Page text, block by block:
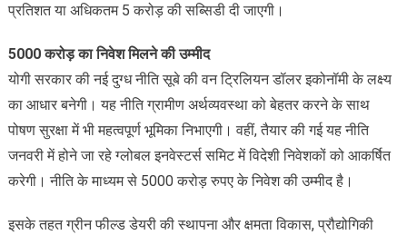
प्रतिशत या अधिकतम 5 करोड़ की सब्सिडी दी जाएगी।
5000 करोड़ का निवेश मिलने की उम्मीद
योगी सरकार की नई दुग्ध नीति सूबे की वन ट्रिलियन डॉलर इकोनॉमी के लक्ष्य
का आधार बनेगी। यह नीति ग्रामीण अर्थव्यवस्था को बेहतर करने के साथ
पोषण सुरक्षा में भी महत्वपूर्ण भूमिका निभाएगी। वहीं, तैयार की गई यह नीति
जनवरी में होने जा रहे ग्लोबल इनवेस्टर्स समिट में विदेशी निवेशकों को आकर्षित
करेगी। नीति के माध्यम से 5000 करोड़ रुपए के निवेश की उम्मीद है।
इसके तहत ग्रीन फील्ड डेयरी की स्थापना और क्षमता विकास, प्रौद्योगिकी